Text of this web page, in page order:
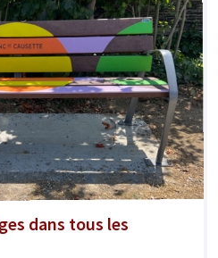
dans tous les